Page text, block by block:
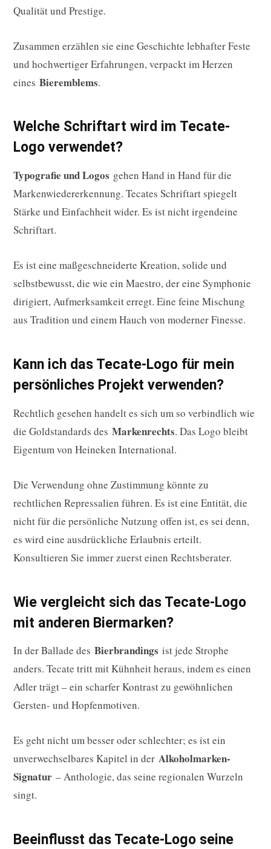
Qualität und Prestige.
Zusammen erzählen sie eine Geschichte lebhafter Feste
und hochwertiger Erfahrungen, verpackt im Herzen
eines Bieremblems.
Welche Schriftart wird im Tecate-
Logo verwendet?
Typografie und Logos gehen Hand in Hand für die
Markenwiedererkennung. Tecates Schriftart spiegelt
Stärke und Einfachheit wider. Es ist nicht irgendeine
Schriftart.
Es ist eine maßgeschneiderte Kreation, solide und
selbstbewusst, die wie ein Maestro, der eine Symphonie
dirigiert, Aufmerksamkeit erregt. Eine feine Mischung
aus Tradition und einem Hauch von moderner Finesse.
Kann ich das Tecate-Logo für mein
persönliches Projekt verwenden?
Rechtlich gesehen handelt es sich um so verbindlich wie
die Goldstandards des Markenrechts. Das Logo bleibt
Eigentum von Heineken International.
Die Verwendung ohne Zustimmung könnte zu
rechtlichen Repressalien führen. Es ist eine Entität, die
nicht für die persönliche Nutzung offen ist, es sei denn,
es wird eine ausdrückliche Erlaubnis erteilt.
Konsultieren Sie immer zuerst einen Rechtsberater.
Wie vergleicht sich das Tecate-Logo
mit anderen Biermarken?
In der Ballade des Bierbrandings ist jede Strophe
anders. Tecate tritt mit Kühnheit heraus, indem es einen
Adler trägt – ein scharfer Kontrast zu gewöhnlichen
Gersten- und Hopfenmotiven.
Es geht nicht um besser oder schlechter; es ist ein
unverwechselbares Kapitel in der Alkoholmarken-
Signatur – Anthologie, das seine regionalen Wurzeln
singt.
Beeinflusst das Tecate-Logo seine